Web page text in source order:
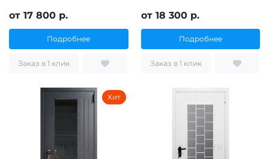
от 17 800 р.
Подробнее
Заказ в 1 клик
от 18 300 р.
Подробнее
Заказ в 1 клик
Хит